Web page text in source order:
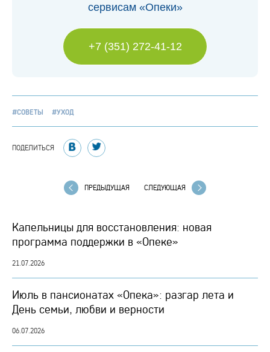
сервисам «Опеки»
+7 (351) 272-41-12
#СОВЕТЫ #УХОД
ПОДЕЛИТЬСЯ
ПРЕДЫДУЩАЯ СЛЕДУЮЩАЯ
Капельницы для восстановления: новая
программа поддержки в «Опеке»
21.07.2026
Июль в пансионатах «Опека»: разгар лета и
День семьи, любви и верности
06.07.2026